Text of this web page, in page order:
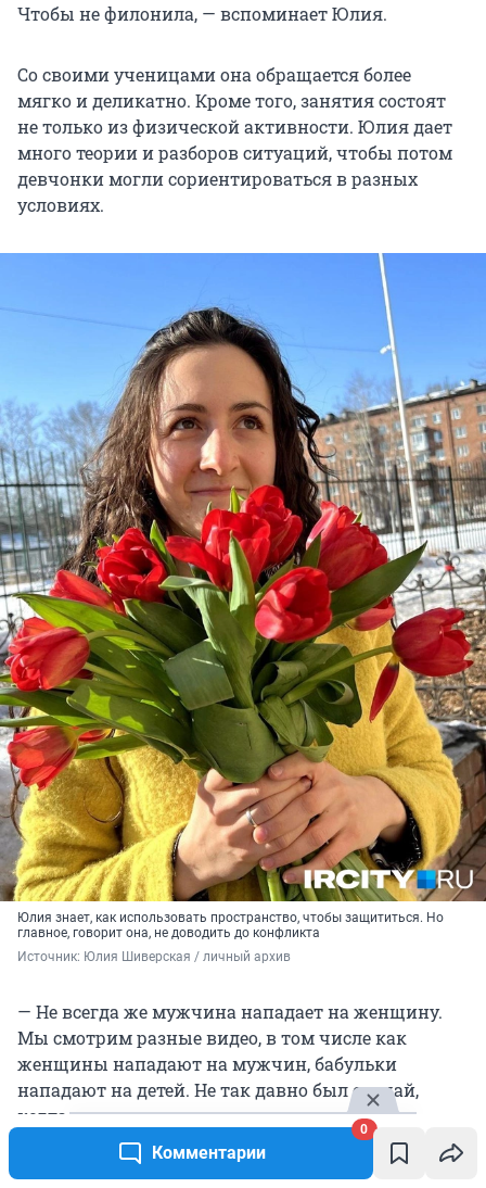
Комментарии
0
Чтобы не филонила, — вспоминает Юлия.
Со своими ученицами она обращается более
мягко и деликатно. Кроме того, занятия состоят
не только из физической активности. Юлия дает
много теории и разборов ситуаций, чтобы потом
девчонки могли сориентироваться в разных
условиях.
Юлия знает, как использовать пространство, чтобы защититься. Но
главное, говорит она, не доводить до конфликта
Источник: Юлия Шиверская / личный архив
— Не всегда же мужчина нападает на женщину.
Мы смотрим разные видео, в том числе как
женщины нападают на мужчин, бабульки
нападают на детей. Не так давно был случай,
когда женщина почти до полусмерти избила
водителя троллейбуса, тоже женщину. Разбираем
школьные драки, буллинг, потому что